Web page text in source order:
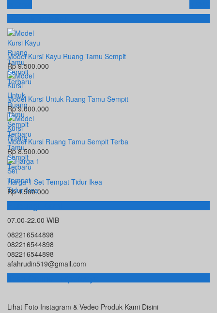
Produk Terbaru
Model Kursi Kayu Ruang Tamu Sempit
Rp 9.500.000
Model Kursi Untuk Ruang Tamu Sempit
Rp 9.000.000
Model Kursi Ruang Tamu Sempit Terba
Rp 8.500.000
Harga 1 Set Tempat Tidur Ikea
Rp 4.500.000
Hubungi Kami
07.00-22.00 WIB
082216544898
082216544898
082216544898
afahrudin519@gmail.com
Toko Online Terpercaya
Lihat Foto Instagram & Vedeo Produk Kami Disini